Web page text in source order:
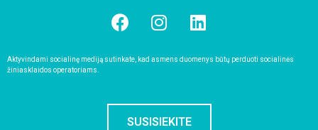
Aktyvindami socialinę mediją sutinkate, kad asmens duomenys būtų perduoti socialinės
žiniasklaidos operatoriams.
SUSISIEKITE